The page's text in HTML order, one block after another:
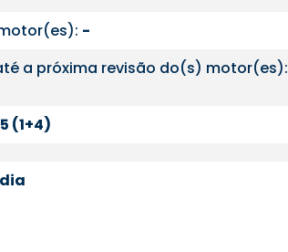
-
a próxima revisão do(s) motor(es):
5 (1+4)